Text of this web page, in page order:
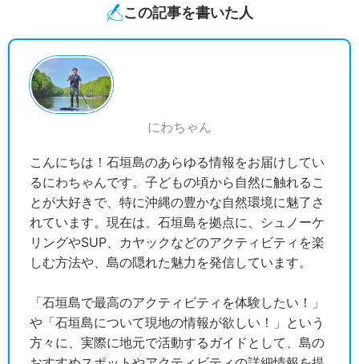
この記事を書いた人
にわちゃん
こんにちは！石垣島のあらゆる情報をお届けしてい
るにわちゃんです。子どもの頃から自然に触れるこ
とが大好きで、特に沖縄の豊かな自然環境に魅了さ
れています。現在は、石垣島を拠点に、シュノーケ
リングやSUP、カヤックなどのアクティビティを楽
しむ方法や、島の隠れた魅力を発信しています。
「石垣島で最高のアクティビティを体験したい！」
や「石垣島について現地の情報が欲しい！」という
方々に、実際に地元で活動するガイドとして、島の